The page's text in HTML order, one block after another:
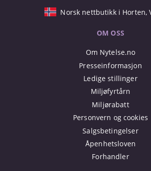
Norsk nettbutikk i Horten,
OM OSS
Om Nytelse.no
Presseinformasjon
Ledige stillinger
Miljøfyrtårn
Miljørabatt
Personvern og cookies
Salgsbetingelser
Åpenhetsloven
Forhandler